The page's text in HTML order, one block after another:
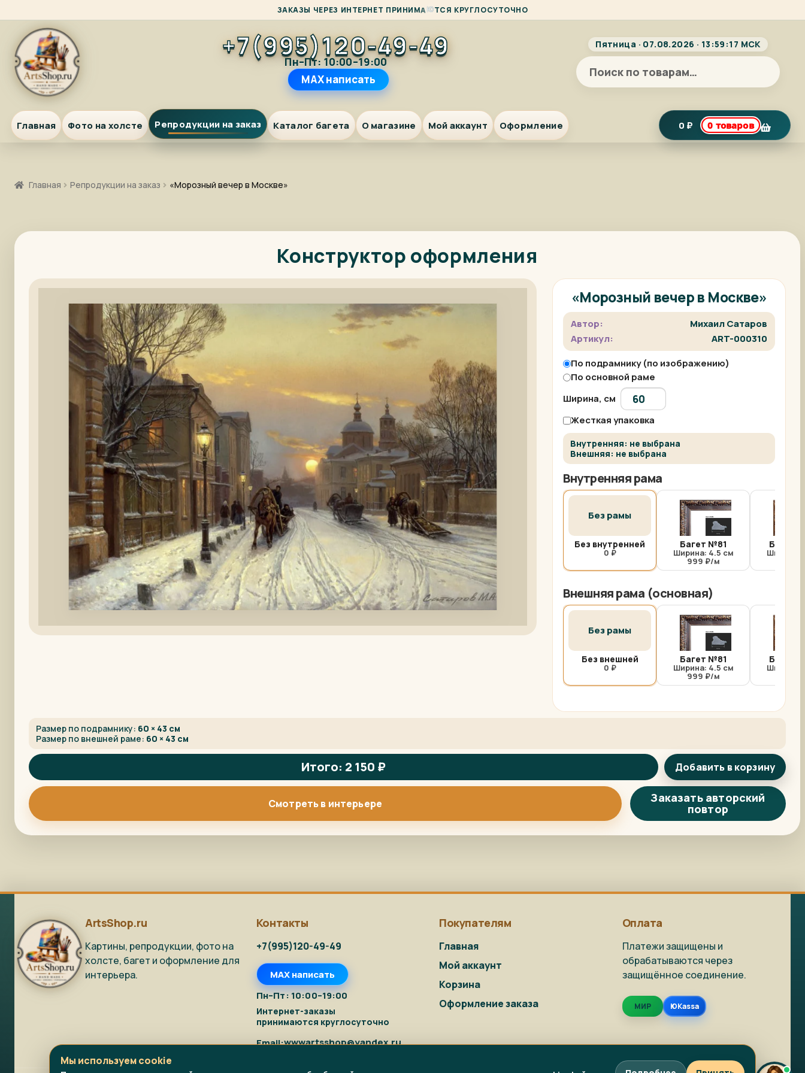
ЗАКАЗЫ ЧЕРЕЗ ИНТЕРНЕТ ПРИНИМАЮТСЯ КРУГЛОСУТОЧНО
Перейти
к
навигации
Перейти
к
содержимому
+7(995)120-49-49
Пн–Пт: 10:00–19:00
MAX написать
Пятница · 07.08.2026 · 13:59:18 МСК
Искать:
Главная Фото на холсте Репродукции на заказ Каталог багета О магазине Мой аккаунт Оформление 0 ₽ 0 товаров
Главная Репродукции на заказ «Морозный вечер в Москве»
Конструктор оформления
«Морозный вечер в Москве»
Автор:
Михаил Сатаров
Артикул:
ART-000310
По подрамнику (по изображению)
По основной раме
Ширина, см
Жесткая упаковка
Внутренняя: не выбрана
Внешняя: не выбрана
Внутренняя рама
Без рамы
Без внутренней
0 ₽
Багет №81
Ширина: 4.5 см
999 ₽/м
Багет
Ширина:
Внешняя рама (основная)
Без рамы
Без внешней
0 ₽
Багет №81
Ширина: 4.5 см
999 ₽/м
Багет
Ширина:
Размер по подрамнику: 60 × 43 см
Размер по внешней раме: 60 × 43 см
Итого: 2 150 ₽ Добавить в корзину
Смотреть в интерьере Заказать авторский
повтор
ArtsShop.ru
Картины, репродукции, фото на
холсте, багет и оформление для
интерьера.
Контакты
+7(995)120-49-49
MAX написать
Пн–Пт: 10:00–19:00
Интернет-заказы
принимаются круглосуточно
Email:wwwartsshop@yandex.ru
Покупателям
Главная
Мой аккаунт
Корзина
Оформление заказа
Оплата
Платежи защищены и
обрабатываются через
защищённое соединение.
МИР ЮKassa
Арт-помощница
ArtsShop.ru
Фото на холсте
Написать в MAX
Мы используем cookie